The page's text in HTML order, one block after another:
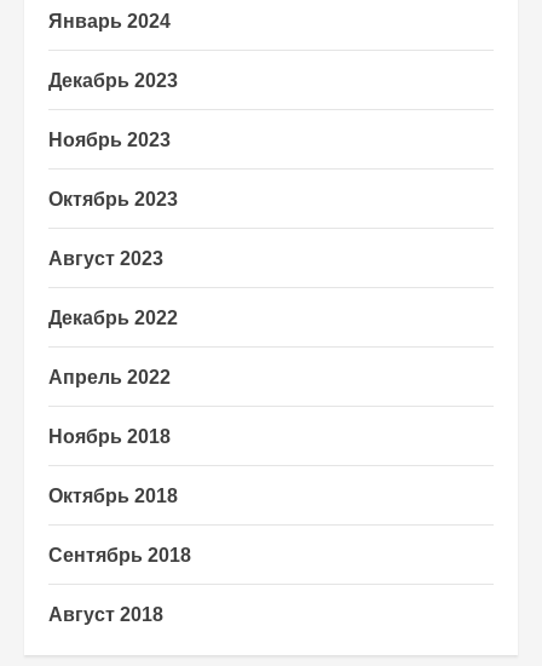
Январь 2024
Декабрь 2023
Ноябрь 2023
Октябрь 2023
Август 2023
Декабрь 2022
Апрель 2022
Ноябрь 2018
Октябрь 2018
Сентябрь 2018
Август 2018